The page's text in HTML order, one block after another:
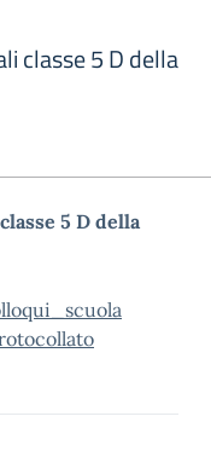
classe 5 D della
5 D della